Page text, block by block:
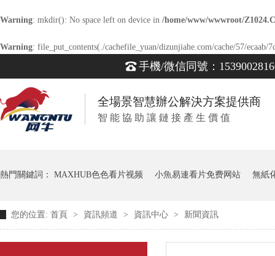
Warning: mkdir(): No space left on device in /home/www/wwwroot/
Warning: file_put_contents(./cachefile_yuan/dizunjiahe.com/cache/57/
手機/微信同號：
全場景智慧辦公解決方案提供商
智 能 協 助 讓 鏈 接 產 生 價 值
熱門關鍵詞： MAXHUB色色看片视频 小魚易連看片免费网站 無紙
您的位置: 首頁 > 資訊頻道 > 資訊中心 > 新聞資訊